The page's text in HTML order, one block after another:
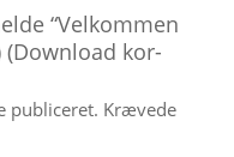
“Velkommen
(Download kor-
publiceret. Krævede